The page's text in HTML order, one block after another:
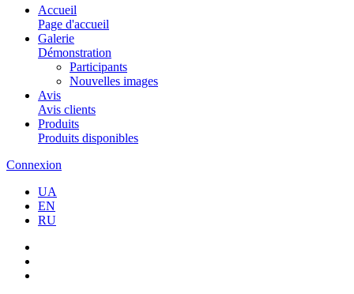
Accueil
Page d'accueil
Galerie
Démonstration
Participants
Nouvelles images
Avis
Avis clients
Produits
Produits disponibles
Connexion
UA
EN
RU